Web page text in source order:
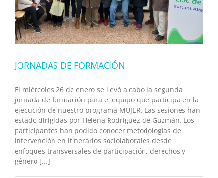
JORNADAS DE FORMACIÓN
El miércoles 26 de enero se llevó a cabo la segunda
jornada de formación para el equipo que participa en la
ejecución de nuestro programa MUJER. Las sesiones han
estado dirigidas por Helena Rodríguez de Guzmán. Los
participantes han podido conocer metodologías de
intervención en itinerarios sociolaborales desde
enfoques transversales de participación, derechos y
género [...]